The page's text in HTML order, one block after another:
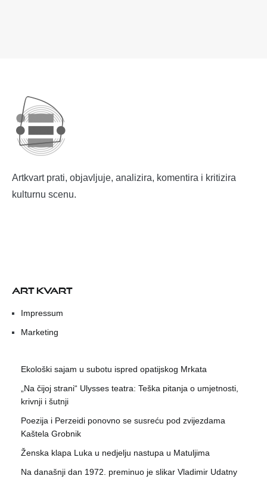
Artkvart prati, objavljuje, analizira, komentira i kritizira
kulturnu scenu.
ART KVART
Impressum
Marketing
Ekološki sajam u subotu ispred opatijskog Mrkata
„Na čijoj strani“ Ulysses teatra: Teška pitanja o umjetnosti,
krivnji i šutnji
Poezija i Perzeidi ponovno se susreću pod zvijezdama
Kaštela Grobnik
Ženska klapa Luka u nedjelju nastupa u Matuljima
Na današnji dan 1972. preminuo je slikar Vladimir Udatny